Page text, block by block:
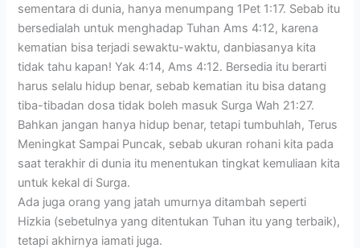
sementara di dunia, hanya menumpang 1Pet 1:17. Sebab itu
bersedialah untuk menghadap Tuhan Ams 4:12, karena
kematian bisa terjadi sewaktu-waktu, danbiasanya kita
tidak tahu kapan! Yak 4:14, Ams 4:12. Bersedia itu berarti
harus selalu hidup benar, sebab kematian itu bisa datang
tiba-tibadan dosa tidak boleh masuk Surga Wah 21:27.
Bahkan jangan hanya hidup benar, tetapi tumbuhlah, Terus
Meningkat Sampai Puncak, sebab ukuran rohani kita pada
saat terakhir di dunia itu menentukan tingkat kemuliaan kita
untuk kekal di Surga.
Ada juga orang yang jatah umurnya ditambah seperti
Hizkia (sebetulnya yang ditentukan Tuhan itu yang terbaik),
tetapi akhirnya iamati juga.